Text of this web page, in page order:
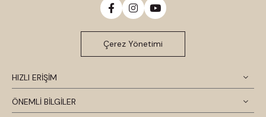
HIZLI ERİŞİM
ÖNEMLİ BİLGİLER
Çerez Yönetimi